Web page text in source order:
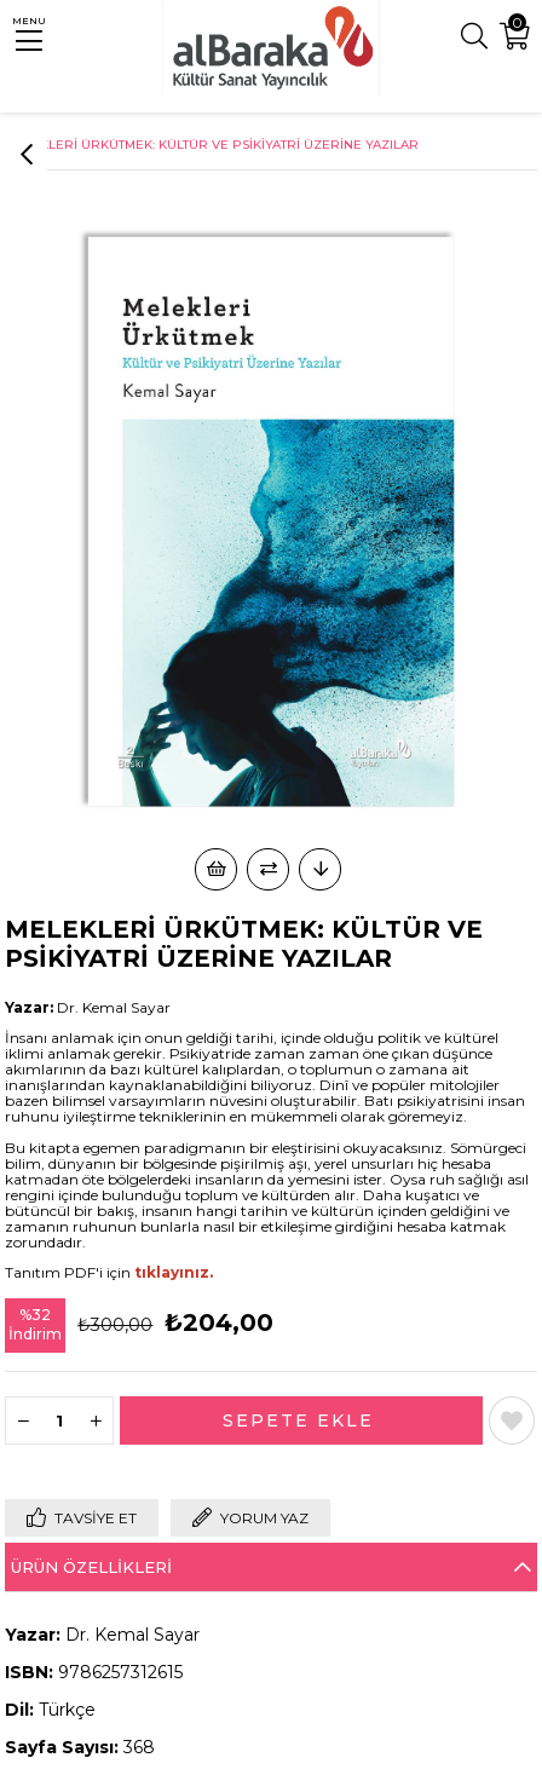
0
MENU
MELEKLERİ ÜRKÜTMEK: KÜLTÜR VE PSİKİYATRİ ÜZERİNE YAZILAR
MELEKLERİ ÜRKÜTMEK: KÜLTÜR VE
PSİKİYATRİ ÜZERİNE YAZILAR
Yazar: Dr. Kemal Sayar
İnsanı anlamak için onun geldiği tarihi, içinde olduğu politik ve kültürel
iklimi anlamak gerekir. Psikiyatride zaman zaman öne çıkan düşünce
akımlarının da bazı kültürel kalıplardan, o toplumun o zamana ait
inanışlarından kaynaklanabildiğini biliyoruz. Dinî ve popüler mitolojiler
bazen bilimsel varsayımların nüvesini oluşturabilir. Batı psikiyatrisini insan
ruhunu iyileştirme tekniklerinin en mükemmeli olarak göremeyiz.
Bu kitapta egemen paradigmanın bir eleştirisini okuyacaksınız. Sömürgeci
bilim, dünyanın bir bölgesinde pişirilmiş aşı, yerel unsurları hiç hesaba
katmadan öte bölgelerdeki insanların da yemesini ister. Oysa ruh sağlığı asıl
rengini içinde bulunduğu toplum ve kültürden alır. Daha kuşatıcı ve
bütüncül bir bakış, insanın hangi tarihin ve kültürün içinden geldiğini ve
zamanın ruhunun bunlarla nasıl bir etkileşime girdiğini hesaba katmak
zorundadır.
Tanıtım PDF'i için tıklayınız.
%32
İndirim
₺300,00 ₺204,00
TAVSIYE ET YORUM YAZ
ÜRÜN ÖZELLIKLERI
Yazar: Dr. Kemal Sayar
ISBN: 9786257312615
Dil:Türkçe
Sayfa Sayısı:368